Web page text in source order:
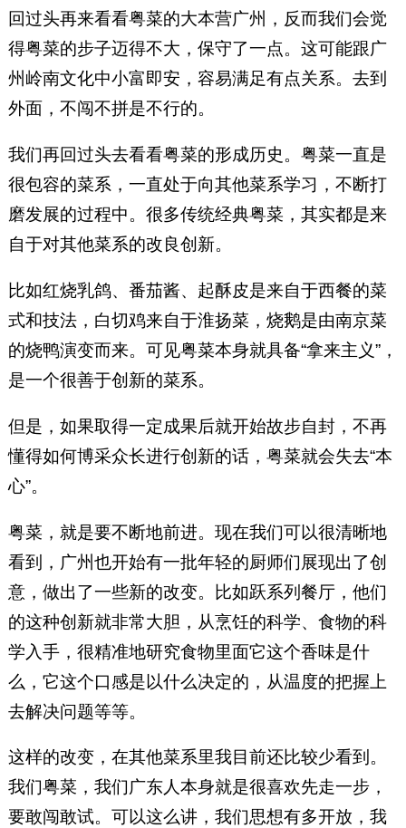
回过头再来看看粤菜的大本营广州，反而我们会觉
得粤菜的步子迈得不大，保守了一点。这可能跟广
州岭南文化中小富即安，容易满足有点关系。去到
外面，不闯不拼是不行的。
我们再回过头去看看粤菜的形成历史。粤菜一直是
很包容的菜系，一直处于向其他菜系学习，不断打
磨发展的过程中。很多传统经典粤菜，其实都是来
自于对其他菜系的改良创新。
比如红烧乳鸽、番茄酱、起酥皮是来自于西餐的菜
式和技法，白切鸡来自于淮扬菜，烧鹅是由南京菜
的烧鸭演变而来。可见粤菜本身就具备“拿来主义”，
是一个很善于创新的菜系。
但是，如果取得一定成果后就开始故步自封，不再
懂得如何博采众长进行创新的话，粤菜就会失去“本
心”。
粤菜，就是要不断地前进。现在我们可以很清晰地
看到，广州也开始有一批年轻的厨师们展现出了创
意，做出了一些新的改变。比如跃系列餐厅，他们
的这种创新就非常大胆，从烹饪的科学、食物的科
学入手，很精准地研究食物里面它这个香味是什
么，它这个口感是以什么决定的，从温度的把握上
去解决问题等等。
这样的改变，在其他菜系里我目前还比较少看到。
我们粤菜，我们广东人本身就是很喜欢先走一步，
要敢闯敢试。可以这么讲，我们思想有多开放，我